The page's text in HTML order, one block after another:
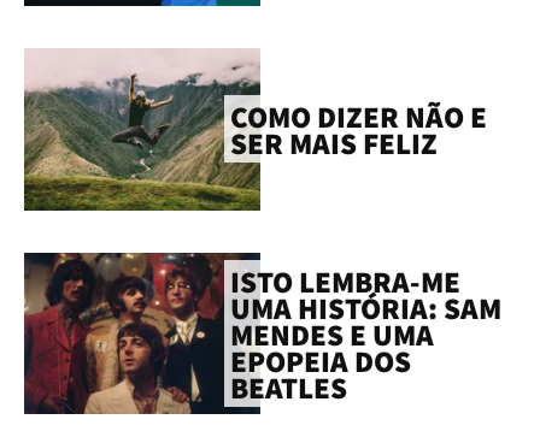
COMO DIZER NÃO E
SER MAIS FELIZ
ISTO LEMBRA-ME
UMA HISTÓRIA: SAM
MENDES E UMA
EPOPEIA DOS
BEATLES